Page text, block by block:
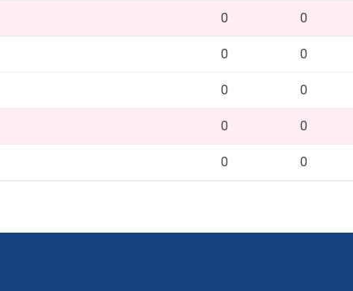
0 0
0 0
0 0
0 0
0 0